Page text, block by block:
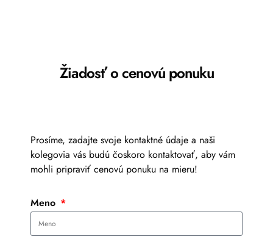
Žiadosť o cenovú ponuku
Prosíme, zadajte svoje kontaktné údaje a naši
kolegovia vás budú čoskoro kontaktovať, aby vám
mohli pripraviť cenovú ponuku na mieru!
Meno